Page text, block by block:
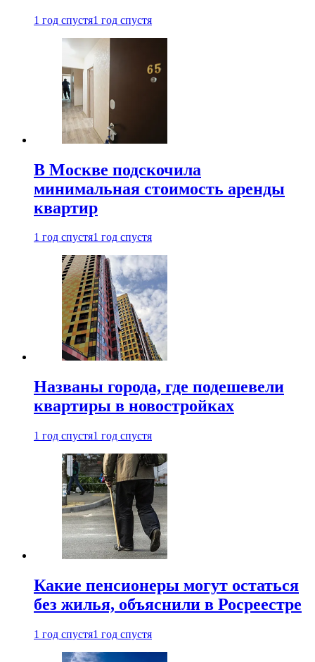
1 год спустя1 год спустя
В Москве подскочила
минимальная стоимость аренды
квартир
1 год спустя1 год спустя
Названы города, где подешевели
квартиры в новостройках
1 год спустя1 год спустя
Какие пенсионеры могут остаться
без жилья, объяснили в Росреестре
1 год спустя1 год спустя